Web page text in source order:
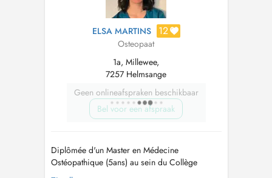
ELSA MARTINS 12
Osteopaat
1a, Millewee,
7257 Helmsange
Geen onlineafspraken beschikbaar
Bel voor een afspraak
Diplômée d'un Master en Médecine
Ostéopathique (5ans) au sein du Collège
Ostéopathique Européen (Holistéa) en France,